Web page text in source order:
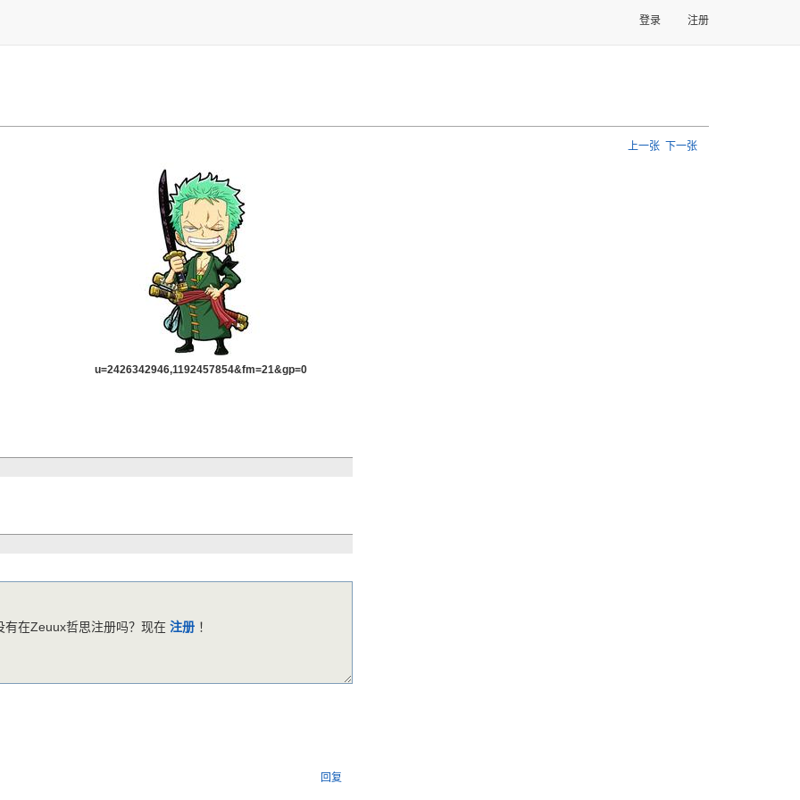
登录 注册
上一张 下一张
u=2426342946,1192457854&fm=21&gp=0
在Zeuux哲思注册吗？现在 注册！
回复